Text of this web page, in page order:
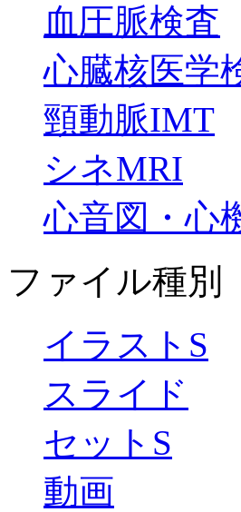
血圧脈検査
心臓核医学
頸動脈IMT
シネMRI
心音図・心
ファイル種別
イラストS
スライド
セットS
動画